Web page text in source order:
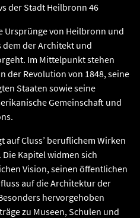
der Stadt Heilbronn 46
Ursprünge von Heilbronn und
der Architekt und
Im Mittelpunkt stehen
der Revolution von 1848, seine
Staaten sowie seine
Gemeinschaft und
auf Cluss’ beruflichem Wirken
Kapitel widmen sich
Vision, seinen öffentlichen
auf die Architektur der
hervorgehoben
zu Museen, Schulen und